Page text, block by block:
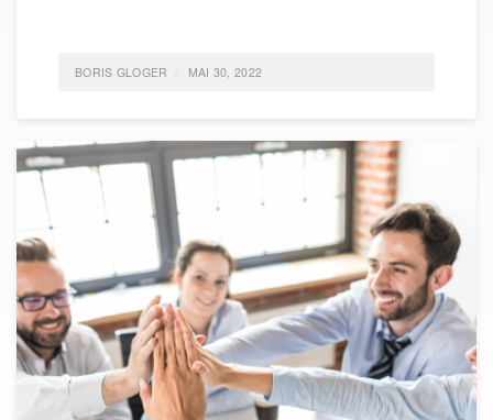
BORIS GLOGER MAI 30, 2022
AGILETAGGED HALTUNG; EINSTELLUNG; ERFOLG;
TALENT; UNTERNEHMERTUM;